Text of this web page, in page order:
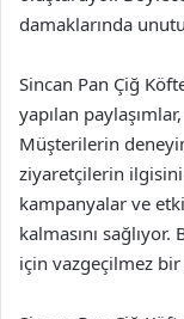
damaklarında
Sincan Pan Çiğ
yapılan
Müşterilerin
ziyaretçilerin ilgisini
kampanyalar ve
kalmasını
için vazgeçilmez